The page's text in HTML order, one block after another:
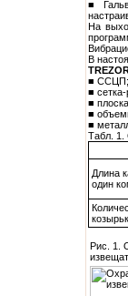
■
На
В
■ ССЦП;
■
■
■
■
Табл. 1.
Длина
один
Рис. 1.